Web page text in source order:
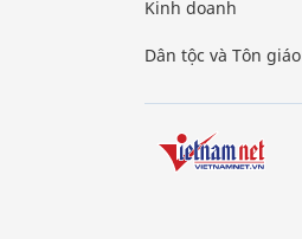
Kinh doanh
Dân tộc và Tôn giáo